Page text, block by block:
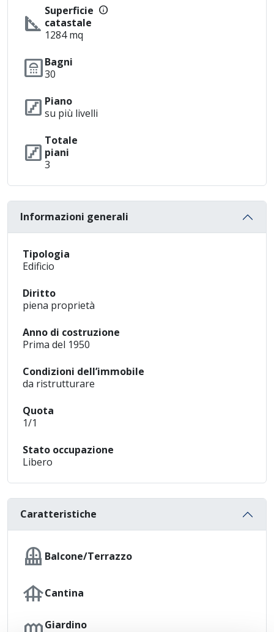
square_foot Superficie
catastale
1284 mq
info
bathroomBagni
30
stairs Piano
su più livelli
stairs Totale
piani
3
Informazioni generali
Tipologia
Edificio
Diritto
piena proprietà
Anno di costruzione
Prima del 1950
Condizioni dell’immobile
da ristrutturare
Quota
1/1
Stato occupazione
Libero
Caratteristiche
balcony Balcone/Terrazzo
foundationCantina
Giardino